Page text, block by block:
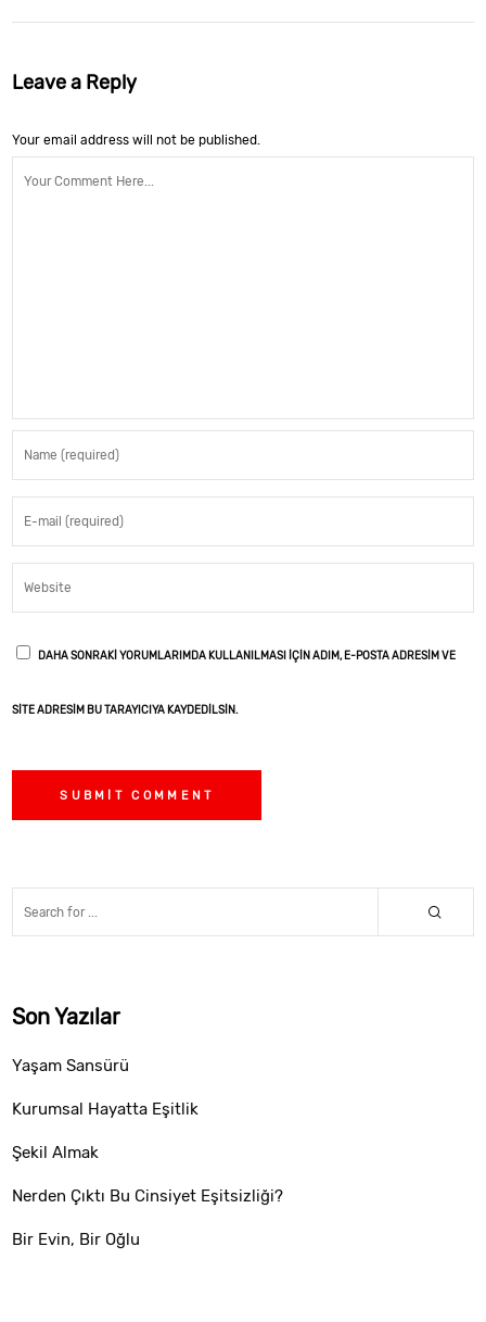
Leave a Reply
Your email address will not be published.
DAHA SONRAKI YORUMLARIMDA KULLANILMASI IÇIN ADIM, E-POSTA ADRESIM VE
SITE ADRESIM BU TARAYICIYA KAYDEDILSIN.
Son Yazılar
Yaşam Sansürü
Kurumsal Hayatta Eşitlik
Şekil Almak
Nerden Çıktı Bu Cinsiyet Eşitsizliği?
Bir Evin, Bir Oğlu